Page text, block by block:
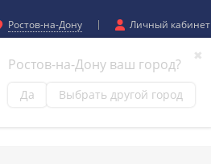
Ростов-на-Дону
✖
Ростов-на-Дону ваш город?
Да Выбрать другой город
Личный кабинет